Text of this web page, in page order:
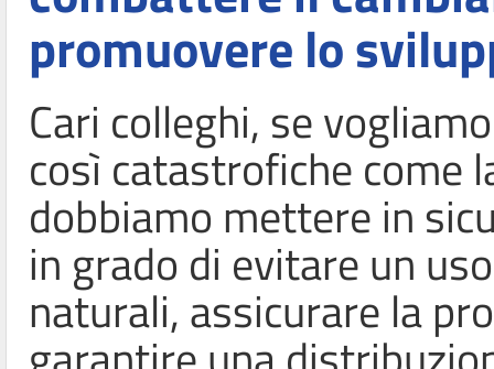
promuovere lo
Cari colleghi, se
così catastrofiche come
dobbiamo mettere in
in grado di evitare un
naturali, assicurare la